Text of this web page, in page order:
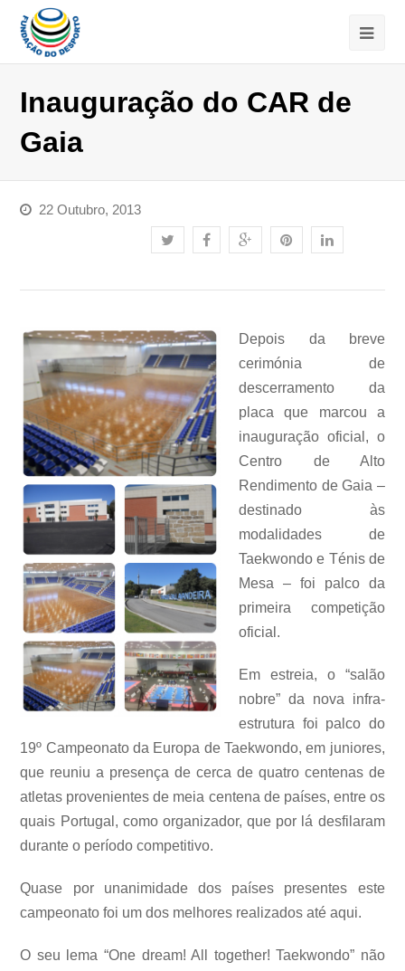
Inauguração do CAR de
Gaia
22 Outubro, 2013
Depois da breve
cerimónia de
descerramento da
placa que marcou a
inauguração oficial, o
Centro de Alto
Rendimento de Gaia –
destinado às
modalidades de
Taekwondo e Ténis de
Mesa – foi palco da
primeira competição
oficial.
Em estreia, o “salão
nobre” da nova infra-
estrutura foi palco do
19º Campeonato da Europa de Taekwondo, em juniores,
que reuniu a presença de cerca de quatro centenas de
atletas provenientes de meia centena de países, entre os
quais Portugal, como organizador, que por lá desfilaram
durante o período competitivo.
Quase por unanimidade dos países presentes este
campeonato foi um dos melhores realizados até aqui.
O seu lema “One dream! All together! Taekwondo” não